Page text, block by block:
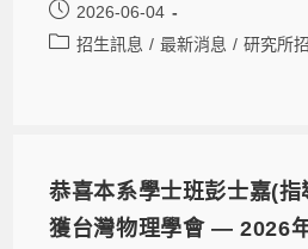
2026-06-04
招生訊息 / 最新消息 / 研究所
恭喜本系學士班彭士嘉(
獲台灣物理學會 — 2026